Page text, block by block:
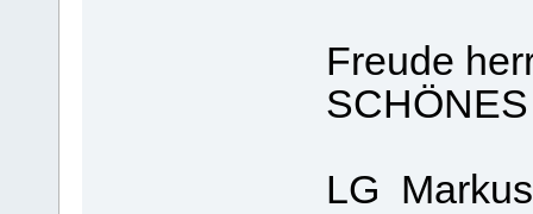
Freude
LG Markus